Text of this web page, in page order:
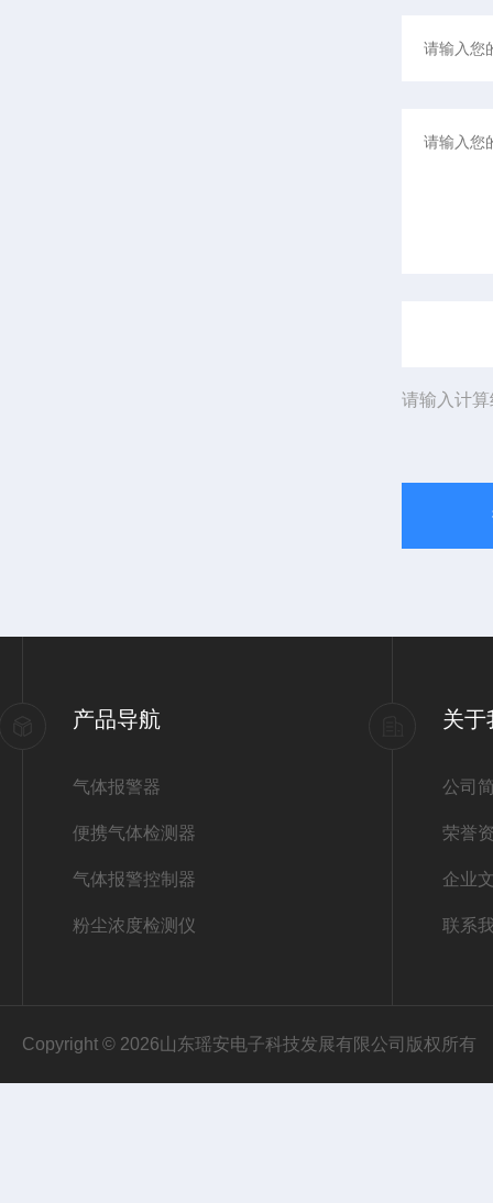
请输入计
产品导航
气体报警器
便携气体检测器
气体报警控制器
粉尘浓度检测仪
关于
公司
荣誉
企业
联系
Copyright © 2026山东瑶安电子科技发展有限公司版权所有